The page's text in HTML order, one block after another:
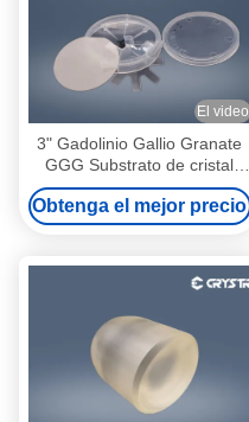
El video
3" Gadolinio Gallio Granate
GGG Substrato de cristal
único
Obtenga el mejor precio